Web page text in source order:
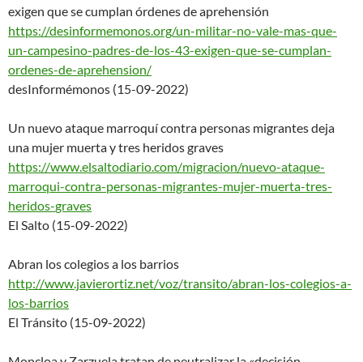
exigen que se cumplan órdenes de aprehensión
https://desinformemonos.org/un-militar-no-vale-mas-que-
un-campesino-padres-de-los-43-exigen-que-se-cumplan-
ordenes-de-aprehension/
desInformémonos (15-09-2022)
Un nuevo ataque marroquí contra personas migrantes deja
una mujer muerta y tres heridos graves
https://www.elsaltodiario.com/migracion/nuevo-ataque-
marroqui-contra-personas-migrantes-mujer-muerta-tres-
heridos-graves
El Salto (15-09-2022)
Abran los colegios a los barrios
http://www.javierortiz.net/voz/transito/abran-los-colegios-a-
los-barrios
El Tránsito (15-09-2022)